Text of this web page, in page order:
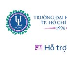
Hỗ trợ